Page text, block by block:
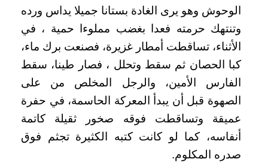
الوحوش وهو يرى الغادة بستانا جميلا يداس ورده
وتنتهك حرمته فعدا بغضب مملوءا حمية ، في
الأثناء، تساقطت أمطار غزيرة، فصنعت برك ماء،
كبا الحصان ثم سقط وتحلل ، فصار طينا، سقط
الفارس الأمين، والرجل المخلص من على
الصهوة قبل أن يبدأ المعركة الحاسمة، في حفرة
عميقة وتساقطت فوقه صخور ثقيلة كاتمة
أنفاسه، كما لو كانت كتبه الكثيرة تجثم فوق
صدره المكلوم.